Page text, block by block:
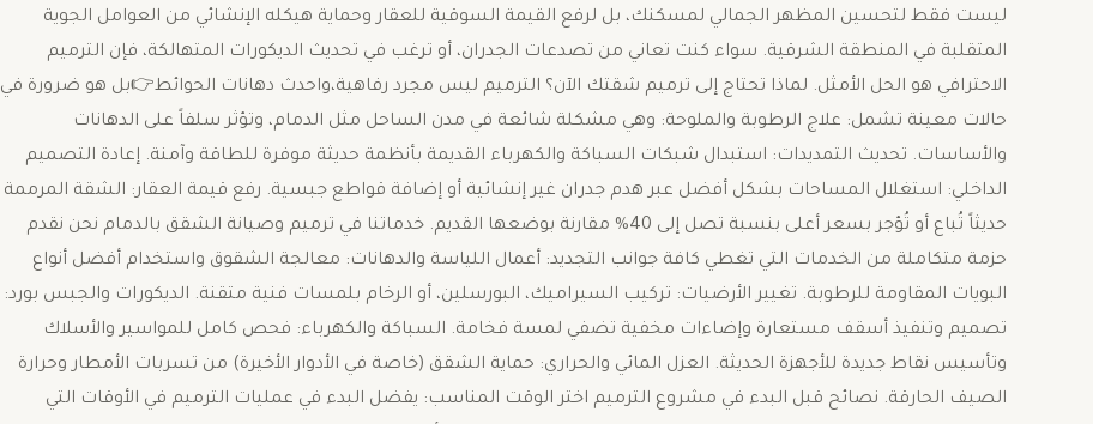
ليست فقط لتحسين المظهر الجمالي لمسكنك، بل لرفع القيمة السوقية للعقار وحماية هيكله الإنشائي من العوامل الجوية
المتقلبة في المنطقة الشرقية. سواء كنت تعاني من تصدعات الجدران، أو ترغب في تحديث الديكورات المتهالكة، فإن الترميم
الاحترافي هو الحل الأمثل. ​لماذا تحتاج إلى ترميم شقتك الآن؟ ​الترميم ليس مجرد رفاهية،واحدث دهانات الحوائط👉بل هو ضرورة في
حالات معينة تشمل: ​علاج الرطوبة والملوحة: وهي مشكلة شائعة في مدن الساحل مثل الدمام، وتؤثر سلفاً على الدهانات
والأساسات. تحديث التمديدات: استبدال شبكات السباكة والكهرباء القديمة بأنظمة حديثة موفرة للطاقة وآمنة. ​إعادة التصميم
الداخلي: استغلال المساحات بشكل أفضل عبر هدم جدران غير إنشائية أو إضافة قواطع جبسية. ​رفع قيمة العقار: الشقة المرممة
حديثاً تُباع أو تُؤجر بسعر أعلى بنسبة تصل إلى 40% مقارنة بوضعها القديم. ​خدماتنا في ترميم وصيانة الشقق بالدمام ​نحن نقدم
حزمة متكاملة من الخدمات التي تغطي كافة جوانب التجديد: ​أعمال اللياسة والدهانات: معالجة الشقوق واستخدام أفضل أنواع
البويات المقاومة للرطوبة. ​تغيير الأرضيات: تركيب السيراميك، البورسلين، أو الرخام بلمسات فنية متقنة. ​الديكورات والجبس بورد:
تصميم وتنفيذ أسقف مستعارة وإضاءات مخفية تضفي لمسة فخامة. ​السباكة والكهرباء: فحص كامل للمواسير والأسلاك
وتأسيس نقاط جديدة للأجهزة الحديثة. العزل المائي والحراري: حماية الشقق (خاصة في الأدوار الأخيرة) من تسربات الأمطار وحرارة
الصيف الحارقة. نصائح قبل البدء في مشروع الترميم ​اختر الوقت المناسب: يفضل البدء في عمليات الترميم في الأوقات التي